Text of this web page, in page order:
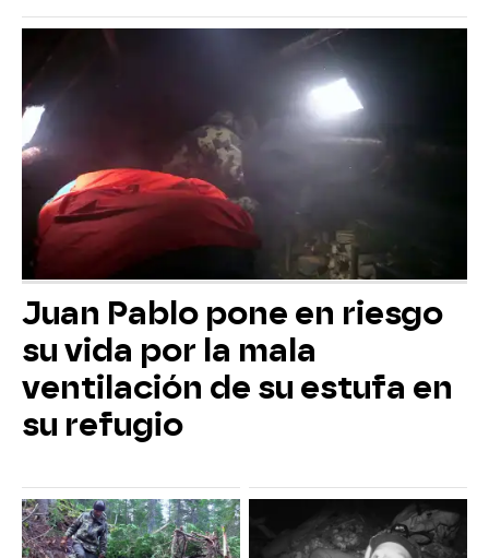
Juan Pablo pone en riesgo
su vida por la mala
ventilación de su estufa en
su refugio